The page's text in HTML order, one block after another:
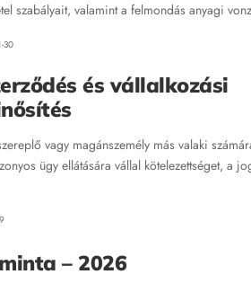
szabályait, valamint a felmondás anyagi
30
és vállalkozási
vagy magánszemély más valaki
ügy ellátására vállal kötelezettséget, a
– 2026